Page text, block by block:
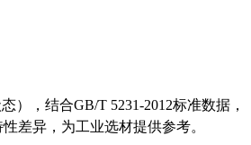
），结合GB/T 5231-2012标准数据，
差异，为工业选材提供参考。